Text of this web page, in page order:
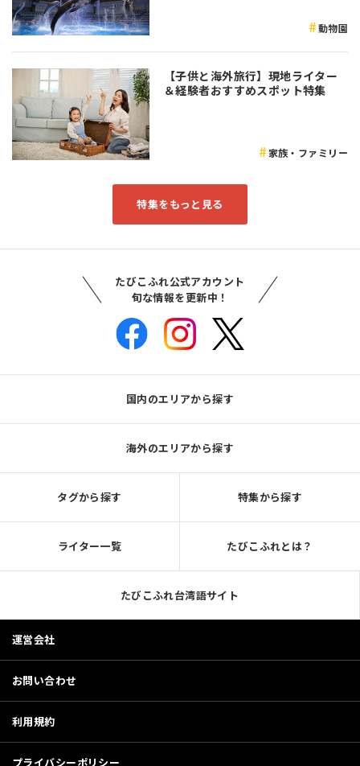
動物園
【子供と海外旅行】現地ライター
＆経験者おすすめスポット特集
家族・ファミリー
特集をもっと見る
たびこふれ公式アカウント
旬な情報を更新中！
国内のエリアから探す
海外のエリアから探す
タグから探す 特集から探す
ライター一覧 たびこふれとは？
たびこふれ台湾語サイト
運営会社
お問い合わせ
利用規約
プライバシーポリシー